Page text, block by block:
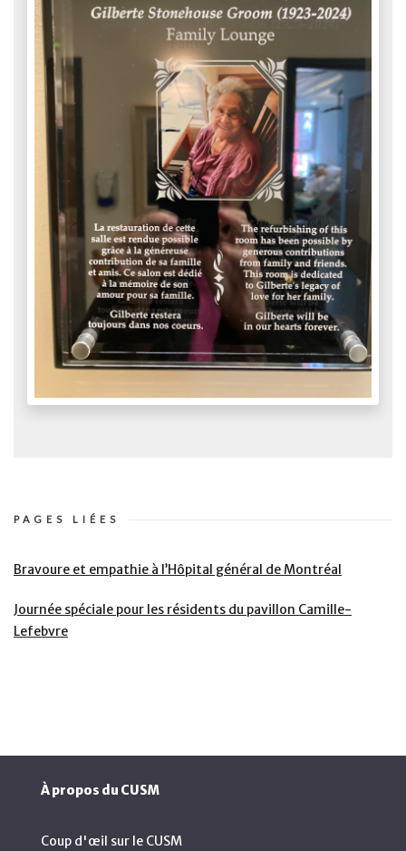
PAGES LIÉES
Bravoure et empathie à l’Hôpital général de Montréal
Journée spéciale pour les résidents du pavillon Camille-
Lefebvre
À propos du CUSM
Coup d'œil sur le CUSM